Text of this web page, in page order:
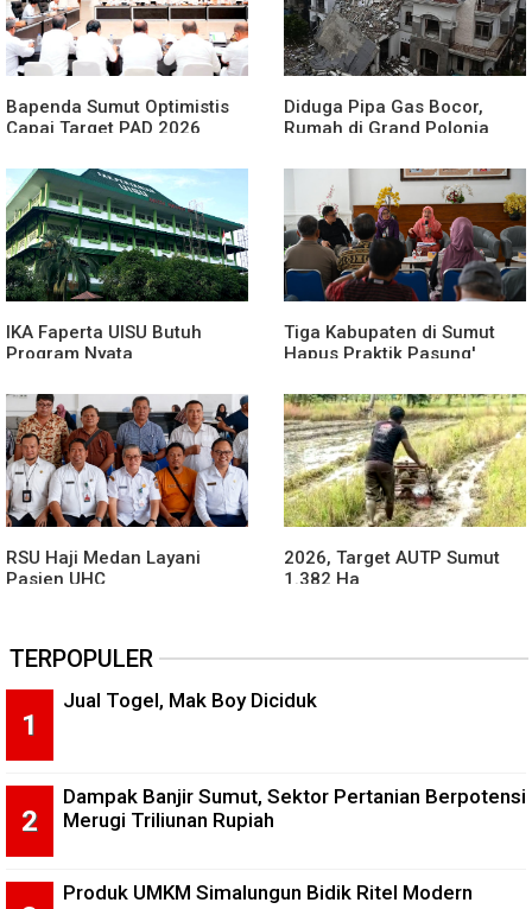
Bapenda Sumut Optimistis
Capai Target PAD 2026
Diduga Pipa Gas Bocor,
Rumah di Grand Polonia
IKA Faperta UISU Butuh
Program Nyata
Tiga Kabupaten di Sumut
Hapus Praktik Pasung'
RSU Haji Medan Layani
Pasien UHC
2026, Target AUTP Sumut
1.382 Ha
TERPOPULER
Jual Togel, Mak Boy Diciduk
Dampak Banjir Sumut, Sektor Pertanian Berpotensi
Merugi Triliunan Rupiah
Produk UMKM Simalungun Bidik Ritel Modern